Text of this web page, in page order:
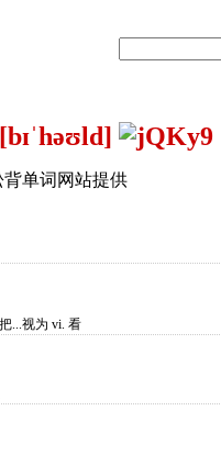
背单词网站提供
...视为 vi. 看